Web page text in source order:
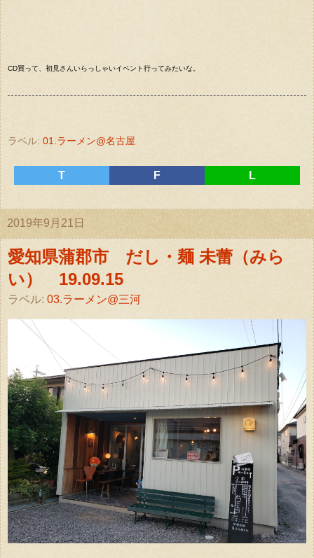
CD買って、初見さんいらっしゃいイベント行ってみたいな。
ラベル: 01.ラーメン@名古屋
T F L
2019年9月21日
愛知県蒲郡市 だし・麺 未蕾（みら
い） 19.09.15
ラベル: 03.ラーメン@三河